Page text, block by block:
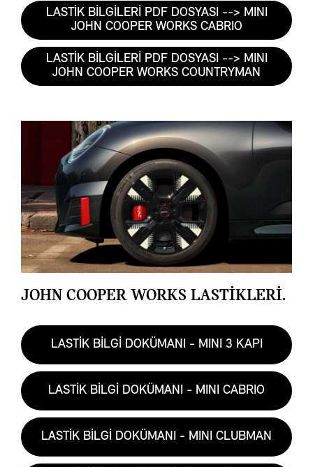
LASTİK BİLGİLERİ PDF DOSYASI --> MINI
JOHN COOPER WORKS CABRIO
LASTİK BİLGİLERİ PDF DOSYASI --> MINI
JOHN COOPER WORKS COUNTRYMAN
JOHN COOPER WORKS LASTİKLERİ.
LASTİK BİLGİ DOKÜMANI - MINI 3 KAPI
LASTİK BİLGİ DOKÜMANI - MINI CABRIO
LASTİK BİLGİ DOKÜMANI - MINI CLUBMAN